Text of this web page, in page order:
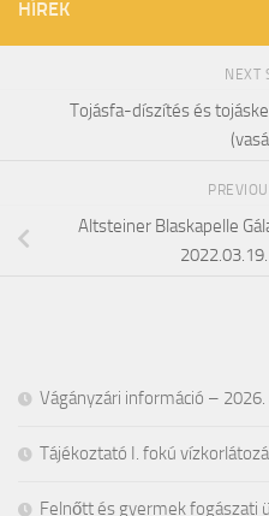
HÍREK
NEXT
Tojásfa-díszítés és
Altsteiner Blaskapelle
Vágányzári információ –
Tájékoztató I. fokú
Felnőtt és gyermek fogászati